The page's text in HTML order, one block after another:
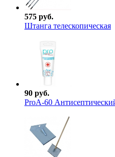
575 руб.
Штанга телескопическая
90 руб.
ProА-60